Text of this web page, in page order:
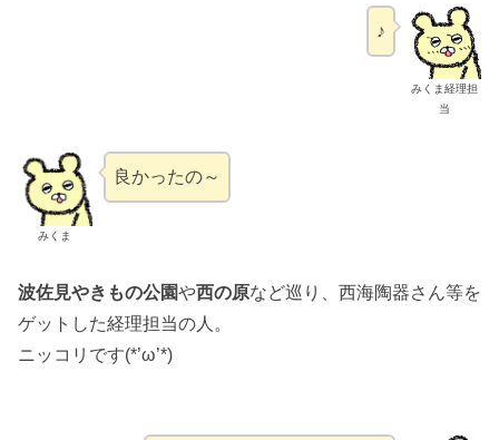
みくま経理担
当
♪
みくま
良かったの～
波佐見やきもの公園や西の原など巡り、西海陶器さん等を
ゲットした経理担当の人。
ニッコリです(*’ω’*)